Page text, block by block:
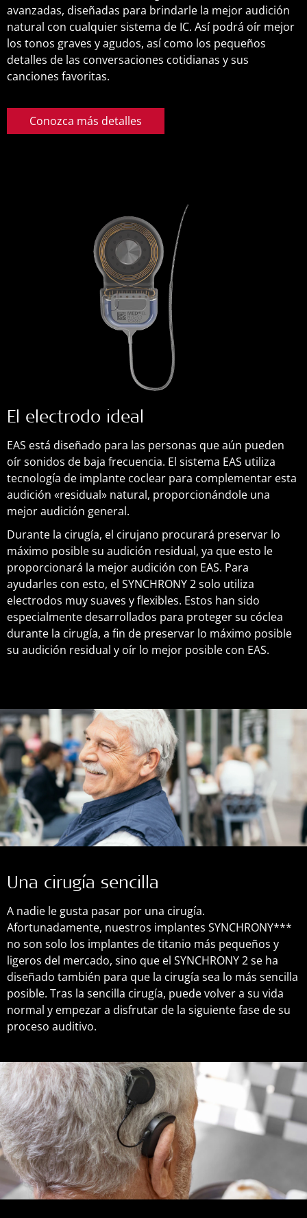
avanzadas, diseñadas para brindarle la mejor audición
natural con cualquier sistema de IC. Así podrá oír mejor
los tonos graves y agudos, así como los pequeños
detalles de las conversaciones cotidianas y sus
canciones favoritas.
Conozca más detalles
El electrodo ideal
EAS está diseñado para las personas que aún pueden
oír sonidos de baja frecuencia. El sistema EAS utiliza
tecnología de implante coclear para complementar esta
audición «residual» natural, proporcionándole una
mejor audición general.
Durante la cirugía, el cirujano procurará preservar lo
máximo posible su audición residual, ya que esto le
proporcionará la mejor audición con EAS. Para
ayudarles con esto, el SYNCHRONY 2 solo utiliza
electrodos muy suaves y flexibles. Estos han sido
especialmente desarrollados para proteger su cóclea
durante la cirugía, a fin de preservar lo máximo posible
su audición residual y oír lo mejor posible con EAS.
Una cirugía sencilla
A nadie le gusta pasar por una cirugía.
Afortunadamente, nuestros implantes SYNCHRONY***
no son solo los implantes de titanio más pequeños y
ligeros del mercado, sino que el SYNCHRONY 2 se ha
diseñado también para que la cirugía sea lo más sencilla
posible. Tras la sencilla cirugía, puede volver a su vida
normal y empezar a disfrutar de la siguiente fase de su
proceso auditivo.